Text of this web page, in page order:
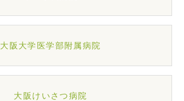
大阪大学医学部附属病院
大阪けいさつ病院